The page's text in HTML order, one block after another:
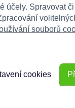
účely. Spravovat
souborů
cookies